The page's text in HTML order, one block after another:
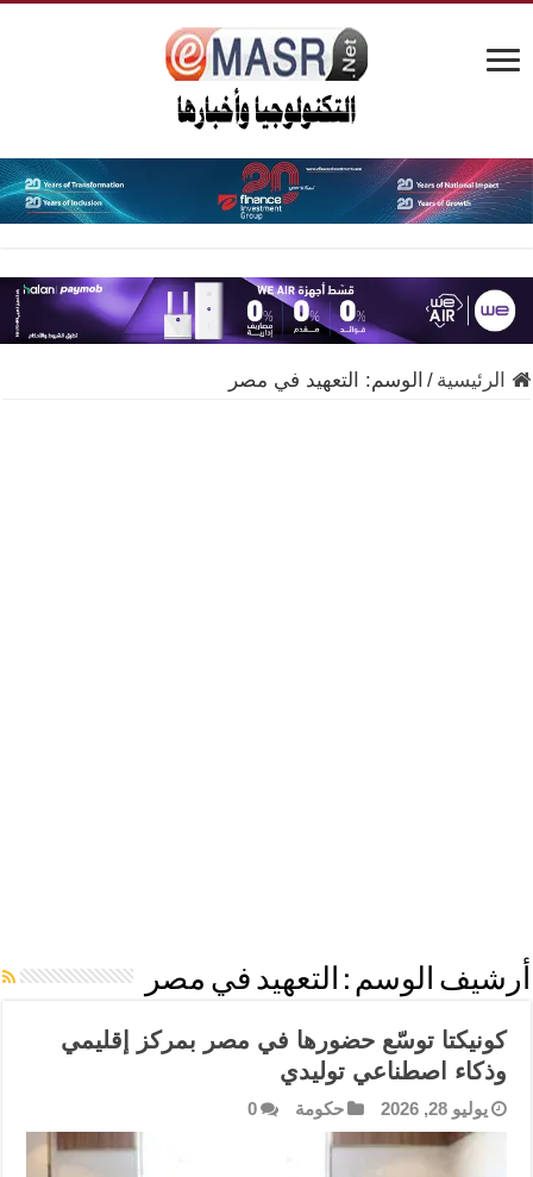
الرئيسية / الوسم: التعهيد في مصر
أرشيف الوسم : التعهيد في مصر
كونيكتا توسّع حضورها في مصر بمركز إقليمي
وذكاء اصطناعي توليدي
يوليو 28, 2026 حكومة 0